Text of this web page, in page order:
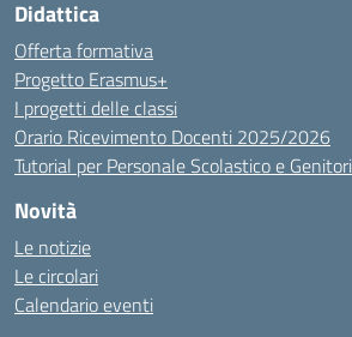
Didattica
Offerta formativa
Progetto Erasmus+
I progetti delle classi
Orario Ricevimento Docenti 2025/2026
Tutorial per Personale Scolastico e Genitori
Novità
Le notizie
Le circolari
Calendario eventi